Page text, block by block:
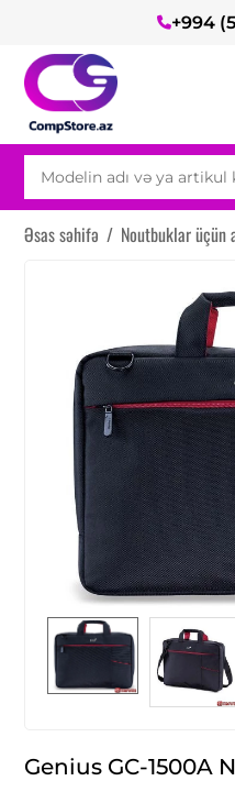
+994
Əsas səhifə / Noutbuklar üçün
Genius GC-1500A